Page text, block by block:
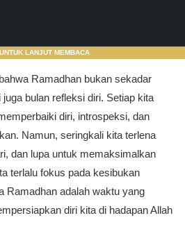
LANJUT MEMBACA
Ramadhan bukan sekadar
bulan refleksi diri. Setiap kita
diri, introspeksi, dan
Namun, seringkali kita terlena
dan lupa untuk memaksimalkan
terlalu fokus pada kesibukan
Ramadhan adalah waktu yang
diri kita di hadapan Allah